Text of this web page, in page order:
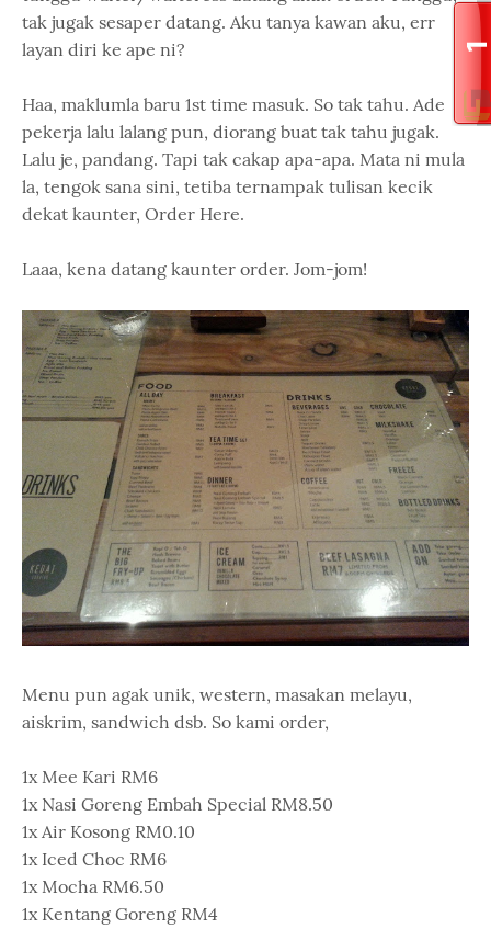
tak jugak sesaper datang. Aku tanya kawan aku, err
layan diri ke ape ni?
Haa, maklumla baru 1st time masuk. So tak tahu. Ade
pekerja lalu lalang pun, diorang buat tak tahu jugak.
Lalu je, pandang. Tapi tak cakap apa-apa. Mata ni mula
la, tengok sana sini, tetiba ternampak tulisan kecik
dekat kaunter, Order Here.
Laaa, kena datang kaunter order. Jom-jom!
Menu pun agak unik, western, masakan melayu,
aiskrim, sandwich dsb. So kami order,
1x Mee Kari RM6
1x Nasi Goreng Embah Special RM8.50
1x Air Kosong RM0.10
1x Iced Choc RM6
1x Mocha RM6.50
1x Kentang Goreng RM4